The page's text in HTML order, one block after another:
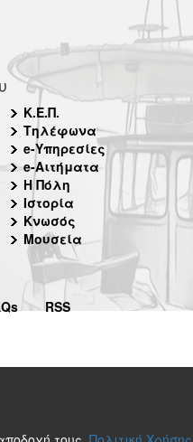
Κ.Ε.Π.
Τηλέφωνα
e-Υπηρεσίες
e-Αιτήματα
Η Πόλη
Ιστορία
Κνωσός
Μουσεία
RSS